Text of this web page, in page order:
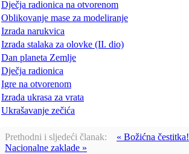
Dječja radionica na otvorenom
Oblikovanje mase za modeliranje
Izrada narukvica
Izrada stalaka za olovke (II. dio)
Dan planeta Zemlje
Dječja radionica
Igre na otvorenom
Izrada ukrasa za vrata
Ukrašavanje zečića
Prethodni i sljedeći članak: « Božićna čestitka!
Nacionalne zaklade »